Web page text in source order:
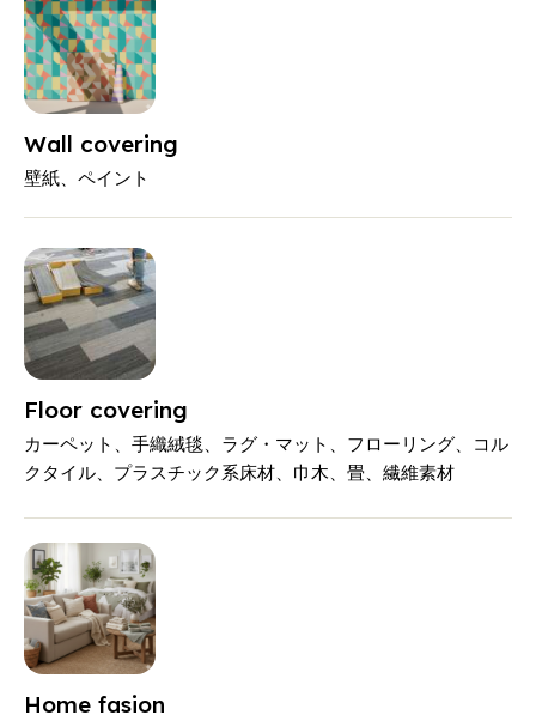
Wall covering
壁紙、ペイント
Floor covering
カーペット、手織絨毯、ラグ・マット、フローリング、コル
クタイル、プラスチック系床材、巾木、畳、繊維素材
Home fasion